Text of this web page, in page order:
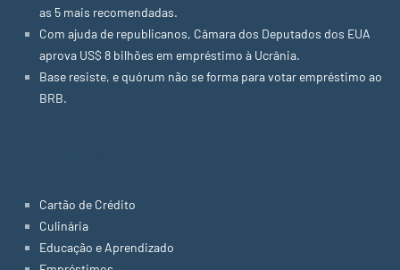
as 5 mais recomendadas.
Com ajuda de republicanos, Câmara dos Deputados dos EUA
aprova US$ 8 bilhões em empréstimo à Ucrânia.
Base resiste, e quórum não se forma para votar empréstimo ao
BRB.
Cartão de Crédito
Culinária
Educação e Aprendizado